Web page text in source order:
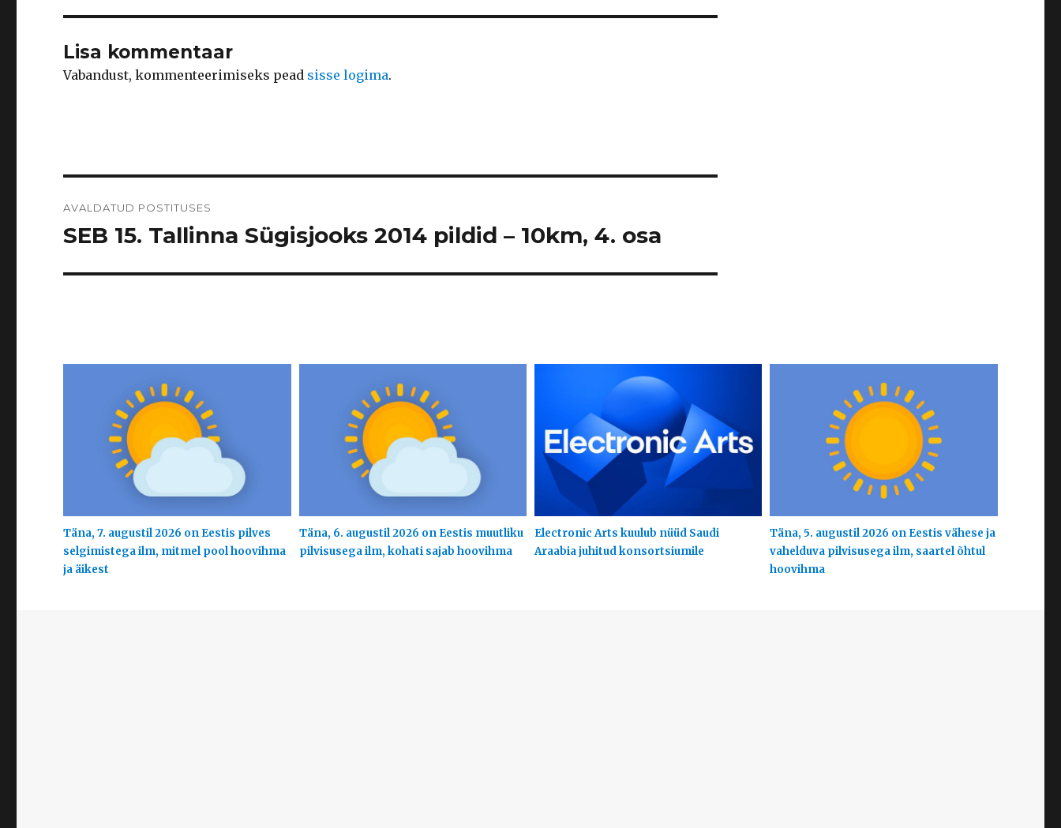
Lisa kommentaar
Vabandust, kommenteerimiseks pead sisse logima.
AVALDATUD POSTITUSES
SEB 15. Tallinna Sügisjooks 2014 pildid – 10km, 4. osa
Täna, 7. augustil 2026 on Eestis pilves
selgimistega ilm, mitmel pool hoovihma
ja äikest
Täna, 6. augustil 2026 on Eestis muutliku
pilvisusega ilm, kohati sajab hoovihma
Electronic Arts kuulub nüüd Saudi
Araabia juhitud konsortsiumile
Täna, 5. augustil 2026 on Eestis vähese ja
vahelduva pilvisusega ilm, saartel õhtul
hoovihma